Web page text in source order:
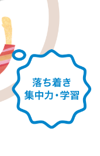
出し、
に役立つ
きます。
効果がありますか？
ことで、育児ストレスが減
て実証されています。
毎日のようにあった癇癪
かった宿題をやるように